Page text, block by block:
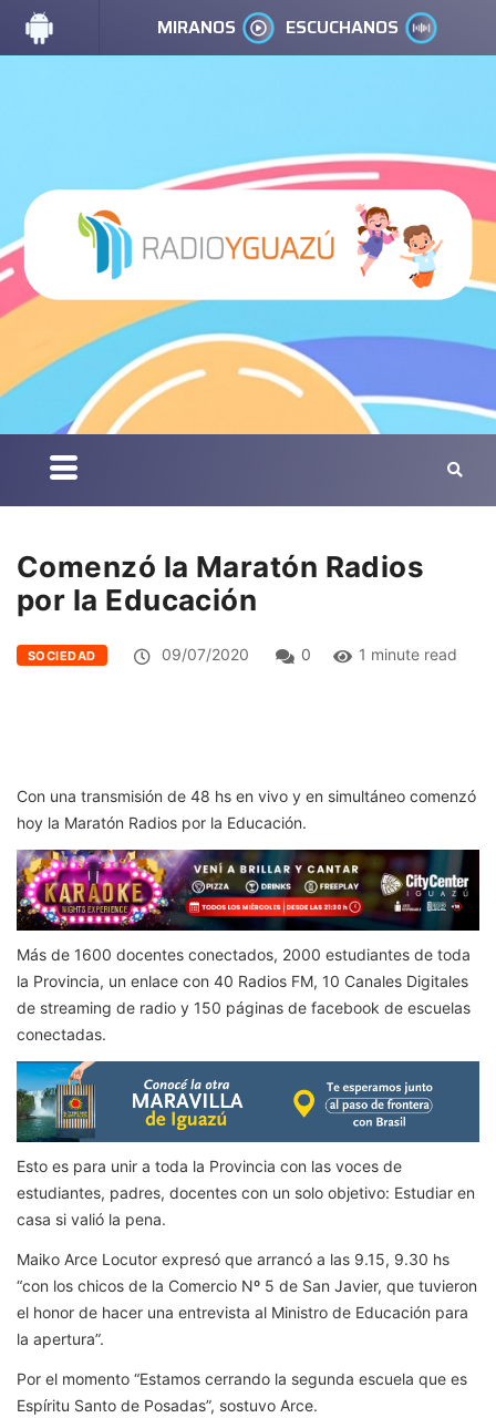
MIRANOS ESCUCHANOS
Comenzó la Maratón Radios
por la Educación
SOCIEDAD 09/07/2020 0 1 minute read
Con una transmisión de 48 hs en vivo y en simultáneo comenzó
hoy la Maratón Radios por la Educación.
Más de 1600 docentes conectados, 2000 estudiantes de toda
la Provincia, un enlace con 40 Radios FM, 10 Canales Digitales
de streaming de radio y 150 páginas de facebook de escuelas
conectadas.
Esto es para unir a toda la Provincia con las voces de
estudiantes, padres, docentes con un solo objetivo: Estudiar en
casa si valió la pena.
Maiko Arce Locutor expresó que arrancó a las 9.15, 9.30 hs
“con los chicos de la Comercio Nº 5 de San Javier, que tuvieron
el honor de hacer una entrevista al Ministro de Educación para
la apertura”.
Por el momento “Estamos cerrando la segunda escuela que es
Espíritu Santo de Posadas”, sostuvo Arce.